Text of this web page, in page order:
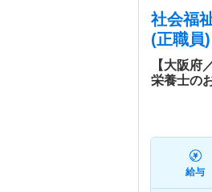
社会福
(正職員)
【大阪
栄養士の
給与